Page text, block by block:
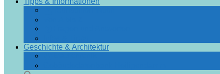
Geschichte & Architektur